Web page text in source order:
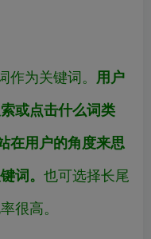
为关键词。 用户
或点击什么词类
在用户的角度来思
词。 也可选择长尾
很高。